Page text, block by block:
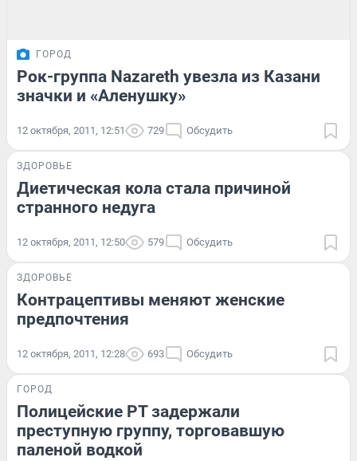
ГОРОД
Рок-группа Nazareth увезла из Казани
значки и «Аленушку»
12 октября, 2011, 12:51 729 Обсудить
ЗДОРОВЬЕ
Диетическая кола стала причиной
странного недуга
12 октября, 2011, 12:50 579 Обсудить
ЗДОРОВЬЕ
Контрацептивы меняют женские
предпочтения
12 октября, 2011, 12:28 693 Обсудить
ГОРОД
Полицейские РТ задержали
преступную группу, торговавшую
паленой водкой